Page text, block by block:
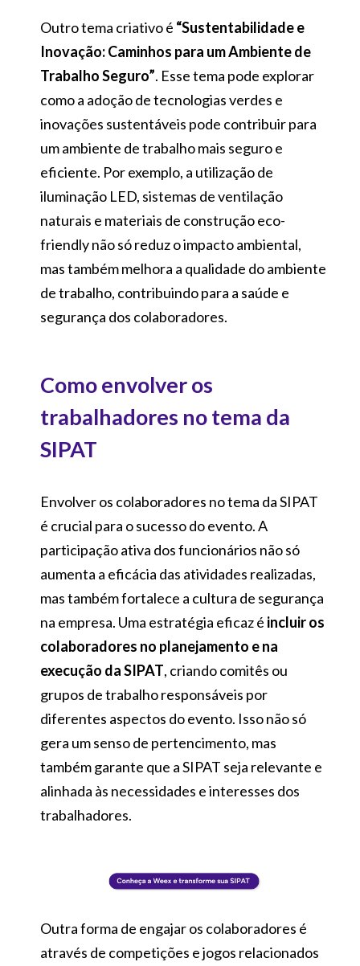
Outro tema criativo é “Sustentabilidade e
Inovação: Caminhos para um Ambiente de
Trabalho Seguro”. Esse tema pode explorar
como a adoção de tecnologias verdes e
inovações sustentáveis pode contribuir para
um ambiente de trabalho mais seguro e
eficiente. Por exemplo, a utilização de
iluminação LED, sistemas de ventilação
naturais e materiais de construção eco-
friendly não só reduz o impacto ambiental,
mas também melhora a qualidade do ambiente
de trabalho, contribuindo para a saúde e
segurança dos colaboradores.
Como envolver os
trabalhadores no tema da
SIPAT
Envolver os colaboradores no tema da SIPAT
é crucial para o sucesso do evento. A
participação ativa dos funcionários não só
aumenta a eficácia das atividades realizadas,
mas também fortalece a cultura de segurança
na empresa. Uma estratégia eficaz é incluir os
colaboradores no planejamento e na
execução da SIPAT, criando comitês ou
grupos de trabalho responsáveis por
diferentes aspectos do evento. Isso não só
gera um senso de pertencimento, mas
também garante que a SIPAT seja relevante e
alinhada às necessidades e interesses dos
trabalhadores.
Outra forma de engajar os colaboradores é
através de competições e jogos relacionados